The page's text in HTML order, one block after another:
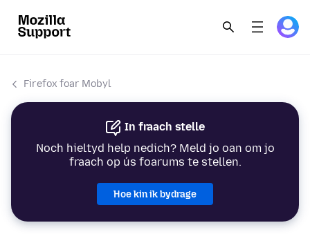
Firefox foar Mobyl
In fraach stelle
Noch hieltyd help nedich? Meld jo oan om jo
fraach op ús foarums te stellen.
Hoe kin ik bydrage